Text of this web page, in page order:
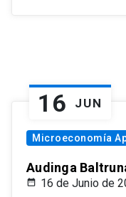
16 JUN
Microeconomía
Audinga
16 de Junio de